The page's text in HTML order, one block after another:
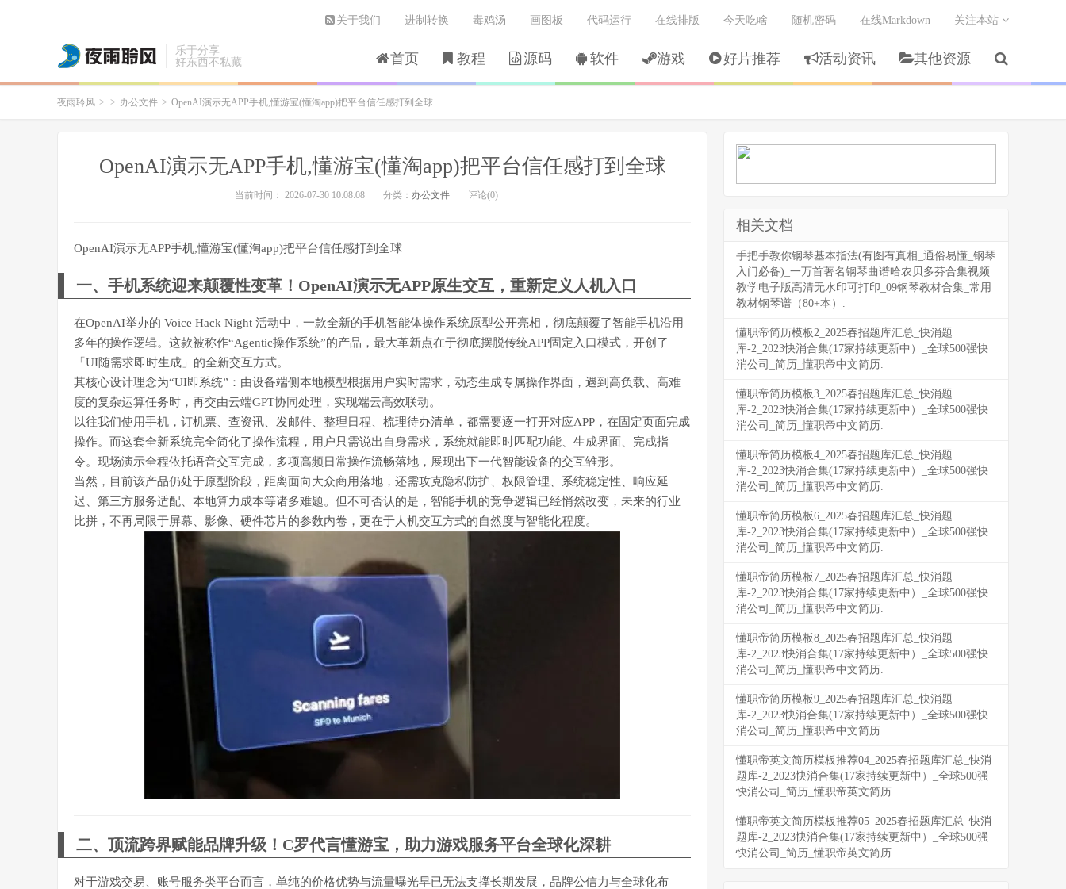
乐于分享
好东西不私藏
首页 教程 源码 软件 游戏 好片推荐 活动资讯 其他资源
关于我们 进制转换 毒鸡汤 画图板 代码运行 在线排版 今天吃啥 随机密码 在线Markdown 关注本站
夜雨聆风 > > 办公文件 > OpenAI演示无APP手机,懂游宝(懂淘app)把平台信任感打到全球
OpenAI演示无APP手机,懂游宝(懂淘app)把平台信任感打到全球
当前时间： 2026-07-30 10:08:08 分类： 办公文件 评论(0)
OpenAI演示无APP手机,懂游宝(懂淘app)把平台信任感打到全球
一、手机系统迎来颠覆性变革！OpenAI演示无APP原生交互，重新定义人机入口
在OpenAI举办的 Voice Hack Night 活动中，一款全新的手机智能体操作系统原型公开亮相，彻底颠覆了智能手机沿用
多年的操作逻辑。这款被称作“Agentic操作系统”的产品，最大革新点在于彻底摆脱传统APP固定入口模式，开创了
「UI随需求即时生成」的全新交互方式。
其核心设计理念为“UI即系统”：由设备端侧本地模型根据用户实时需求，动态生成专属操作界面，遇到高负载、高难
度的复杂运算任务时，再交由云端GPT协同处理，实现端云高效联动。
以往我们使用手机，订机票、查资讯、发邮件、整理日程、梳理待办清单，都需要逐一打开对应APP，在固定页面完成
操作。而这套全新系统完全简化了操作流程，用户只需说出自身需求，系统就能即时匹配功能、生成界面、完成指
令。现场演示全程依托语音交互完成，多项高频日常操作流畅落地，展现出下一代智能设备的交互雏形。
当然，目前该产品仍处于原型阶段，距离面向大众商用落地，还需攻克隐私防护、权限管理、系统稳定性、响应延
迟、第三方服务适配、本地算力成本等诸多难题。但不可否认的是，智能手机的竞争逻辑已经悄然改变，未来的行业
比拼，不再局限于屏幕、影像、硬件芯片的参数内卷，更在于人机交互方式的自然度与智能化程度。
二、顶流跨界赋能品牌升级！C罗代言懂游宝，助力游戏服务平台全球化深耕
对于游戏交易、账号服务类平台而言，单纯的价格优势与流量曝光早已无法支撑长期发展，品牌公信力与全球化布
相关文档
手把手教你钢琴基本指法(有图有真相_通俗易懂_钢琴
入门必备)_一万首著名钢琴曲谱哈农贝多芬合集视频
教学电子版高清无水印可打印_09钢琴教材合集_常用
教材钢琴谱（80+本）.
懂职帝简历模板2_2025春招题库汇总_快消题
库-2_2023快消合集(17家持续更新中）_全球500强快
消公司_简历_懂职帝中文简历.
懂职帝简历模板3_2025春招题库汇总_快消题
库-2_2023快消合集(17家持续更新中）_全球500强快
消公司_简历_懂职帝中文简历.
懂职帝简历模板4_2025春招题库汇总_快消题
库-2_2023快消合集(17家持续更新中）_全球500强快
消公司_简历_懂职帝中文简历.
懂职帝简历模板6_2025春招题库汇总_快消题
库-2_2023快消合集(17家持续更新中）_全球500强快
消公司_简历_懂职帝中文简历.
懂职帝简历模板7_2025春招题库汇总_快消题
库-2_2023快消合集(17家持续更新中）_全球500强快
消公司_简历_懂职帝中文简历.
懂职帝简历模板8_2025春招题库汇总_快消题
库-2_2023快消合集(17家持续更新中）_全球500强快
消公司_简历_懂职帝中文简历.
懂职帝简历模板9_2025春招题库汇总_快消题
库-2_2023快消合集(17家持续更新中）_全球500强快
消公司_简历_懂职帝中文简历.
懂职帝英文简历模板推荐04_2025春招题库汇总_快消
题库-2_2023快消合集(17家持续更新中）_全球500强
快消公司_简历_懂职帝英文简历.
懂职帝英文简历模板推荐05_2025春招题库汇总_快消
题库-2_2023快消合集(17家持续更新中）_全球500强
快消公司_简历_懂职帝英文简历.